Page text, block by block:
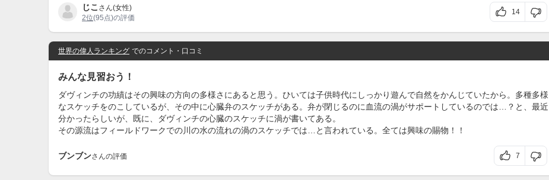
じこ さん(女性)
2位(95点)の評価
14
世界の偉人ランキング でのコメント・口コミ
みんな見習おう！
ダヴィンチの功績はその興味の方向の多様さにあると思う。ひいては子供時代にしっかり遊んで自然をかんじていたから。多種多様
なスケッチをのこしているが、その中に心臓弁のスケッチがある。弁が閉じるのに血流の渦がサポートしているのでは…？と、最近
分かったらしいが、既に、ダヴィンチの心臓のスケッチに渦が書いてある。
その源流はフィールドワークでの川の水の流れの渦のスケッチでは…と言われている。全ては興味の賜物！！
ブンブンさんの評価 7